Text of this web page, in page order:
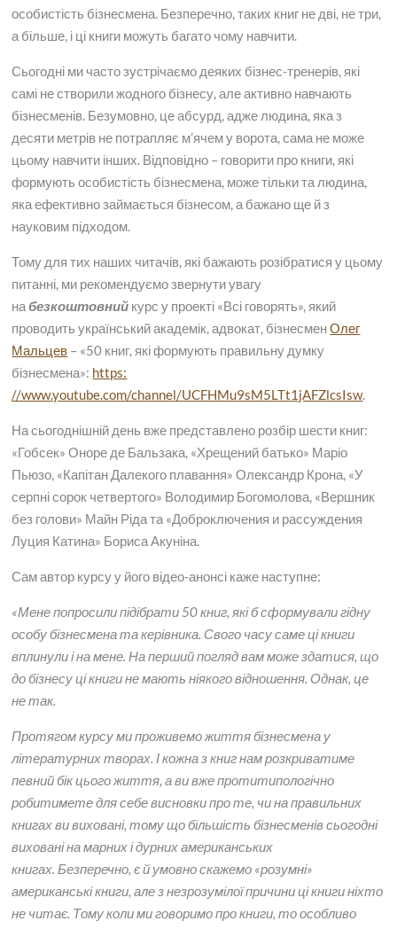
особистість бізнесмена. Безперечно, таких книг не дві, не три,
а більше, і ці книги можуть багато чому навчити.
Сьогодні ми часто зустрічаємо деяких бізнес-тренерів, які
самі не створили жодного бізнесу, але активно навчають
бізнесменів. Безумовно, це абсурд, адже людина, яка з
десяти метрів не потрапляє м’ячем у ворота, сама не може
цьому навчити інших. Відповідно – говорити про книги, які
формують особистість бізнесмена, може тільки та людина,
яка ефективно займається бізнесом, а бажано ще й з
науковим підходом.
Тому для тих наших читачів, які бажають розібратися у цьому
питанні, ми рекомендуємо звернути увагу
набезкоштовний курс у проекті «Всі говорять», який
проводить український академік, адвокат, бізнесменОлег
Мальцев – «50 книг, які формують правильну думку
бізнесмена»: https:
//www.youtube.com/channel/UCFHMu9sM5LTt1jAFZlcsIsw.
На сьогоднішній день вже представлено розбір шести книг:
«Гобсек» Оноре де Бальзака, «Хрещений батько» Маріо
Пьюзо, «Капітан Далекого плавання» Олександр Крона, «У
серпні сорок четвертого» Володимир Богомолова, «Вершник
без голови» Майн Ріда та «Доброключения и рассуждения
Луция Катина» Бориса Акуніна.
Сам автор курсу у його відео-анонсі каже наступне:
«Мене попросили підібрати 50 книг, які б сформували гідну
особу бізнесмена та керівника. Свого часу саме ці книги
вплинули і на мене. На перший погляд вам може здатися, що
до бізнесу ці книги не мають ніякого відношення. Однак, це
не так.
Протягом курсу ми проживемо життя бізнесмена у
літературних творах. І кожна з книг нам розкриватиме
певний бік цього життя, а ви вже протитипологічно
робитимете для себе висновки про те, чи на правильних
книгах ви виховані, тому що більшість бізнесменів сьогодні
виховані на марних і дурних американських
книгах. Безперечно, є й умовно скажемо «розумні»
американські книги, але з незрозумілої причини ці книги ніхто
не читає. Тому коли ми говоримо про книги, то особливо